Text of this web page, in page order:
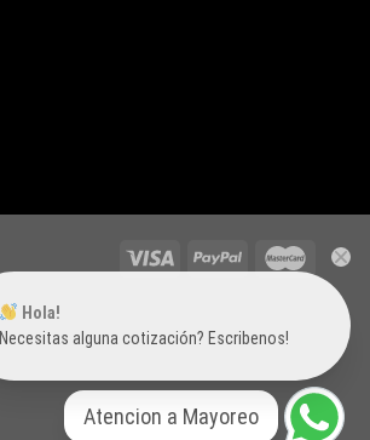
Hola!
Necesitas alguna cotización? Escribenos!
Atencion a Mayoreo